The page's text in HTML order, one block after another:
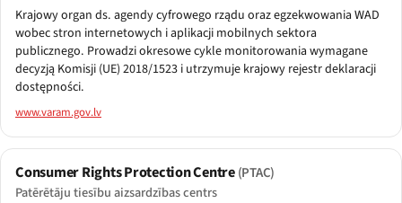
Krajowy organ ds. agendy cyfrowego rządu oraz egzekwowania WAD
wobec stron internetowych i aplikacji mobilnych sektora
publicznego. Prowadzi okresowe cykle monitorowania wymagane
decyzją Komisji (UE) 2018/1523 i utrzymuje krajowy rejestr deklaracji
dostępności.
www.varam.gov.lv
Consumer Rights Protection Centre(PTAC)
Patērētāju tiesību aizsardzības centrs